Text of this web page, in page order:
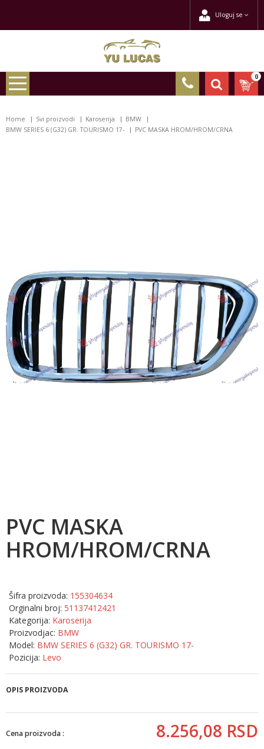
Uloguj se
0
Home Svi proizvodi Karoserija
BMW
BMW SERIES 6 (G32) GR. TOURISMO 17-
PVC MASKA HROM/HROM/CRNA
PVC MASKA
HROM/HROM/CRNA
Šifra proizvoda: 155304634
Orginalni broj: 51137412421
Kategorija: Karoserija
Proizvodjac: BMW
Model: BMW SERIES 6 (G32) GR. TOURISMO 17-
Pozicija: Levo
OPIS PROIZVODA
Cena proizvoda : 8.256,08 RSD